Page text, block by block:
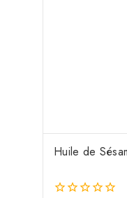
Huile de